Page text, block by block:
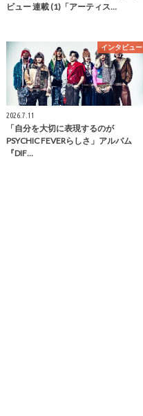
ビュー 連載 (1)「アーティス…
インタビュー
2026.7.11
「自分を大切に表現するのが
PSYCHIC FEVERらしさ」アルバム
『DIF…